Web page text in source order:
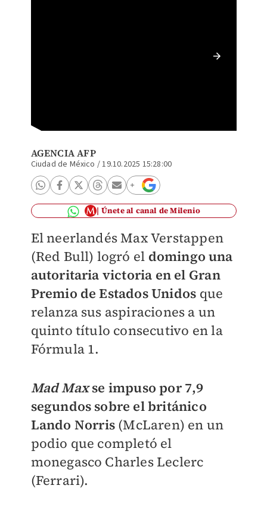
AGENCIA AFP
Ciudad de México /19.10.2025 15:28:00
Únete al canal de Milenio
El neerlandés Max Verstappen
(Red Bull) logró el domingo una
autoritaria victoria en el Gran
Premio de Estados Unidos que
relanza sus aspiraciones a un
quinto título consecutivo en la
Fórmula 1.
Mad Maxse impuso por 7,9
segundos sobre el británico
Lando Norris (McLaren) en un
podio que completó el
monegasco Charles Leclerc
(Ferrari).